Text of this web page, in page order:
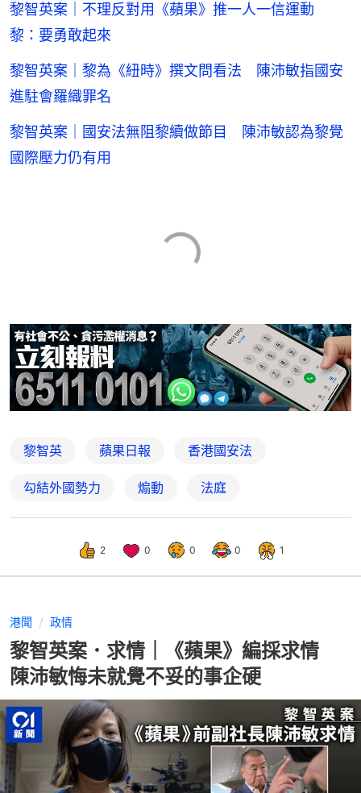
黎智英案｜不理反對用《蘋果》推一人一信運動
黎：要勇敢起來
黎智英案｜黎為《紐時》撰文問看法 陳沛敏指國安
進駐會羅織罪名
黎智英案｜國安法無阻黎續做節目 陳沛敏認為黎覺
國際壓力仍有用
黎智英 蘋果日報 香港國安法
勾結外國勢力 煽動 法庭
2 0 0 0 1
港聞 政情
黎智英案．求情｜《蘋果》編採求情
陳沛敏悔未就覺不妥的事企硬